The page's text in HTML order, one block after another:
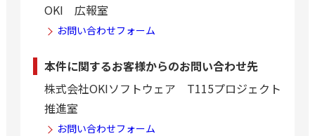
OKI 広報室
お問い合わせフォーム
本件に関するお客様からのお問い合わせ先
株式会社OKIソフトウェア T115プロジェクト
推進室
お問い合わせフォーム